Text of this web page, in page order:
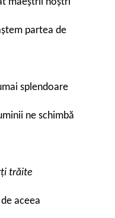
partea de
splendoare
ne schimbă
trăite
aceea